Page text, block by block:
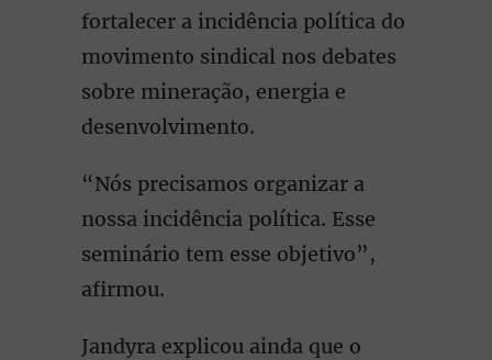
fortalecer a incidência política do
movimento sindical nos debates
sobre mineração, energia e
desenvolvimento.
“Nós precisamos organizar a
nossa incidência política. Esse
seminário tem esse objetivo”,
afirmou.
Jandyra explicou ainda que o